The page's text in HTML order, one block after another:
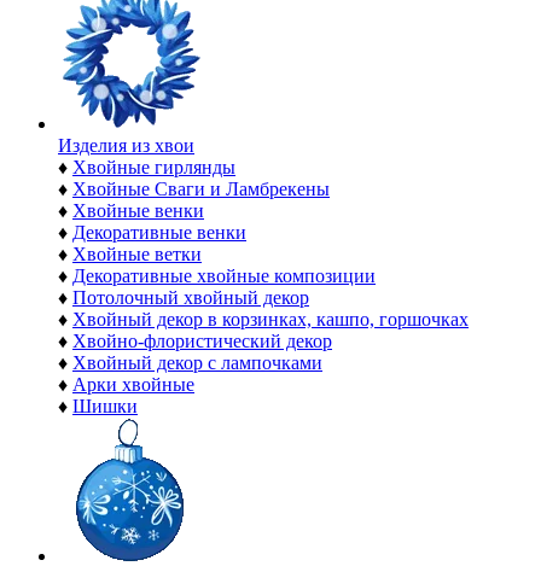
Изделия из хвои
♦ Хвойные гирлянды
♦ Хвойные Сваги и Ламбрекены
♦ Хвойные венки
♦ Декоративные венки
♦ Хвойные ветки
♦ Декоративные хвойные композиции
♦ Потолочный хвойный декор
♦ Хвойный декор в корзинках, кашпо, горшочках
♦ Хвойно-флористический декор
♦ Хвойный декор с лампочками
♦ Арки хвойные
♦ Шишки